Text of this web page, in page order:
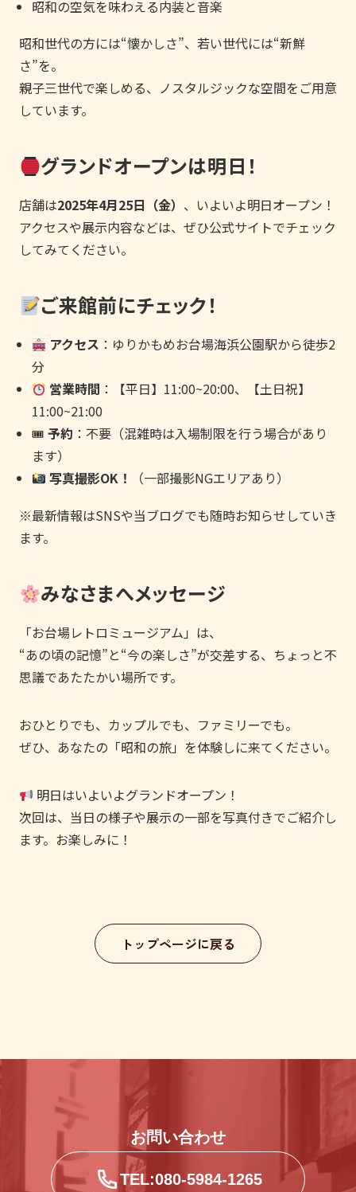
昭和の空気を味わえる内装と音楽
昭和世代の方には“懐かしさ”、若い世代には“新鮮
さ”を。
親子三世代で楽しめる、ノスタルジックな空間をご用意
しています。
グランドオープンは明日！
店舗は2025年4月25日（金） 、いよいよ明日オープン！
アクセスや展示内容などは、ぜひ公式サイトでチェック
してみてください。
ご来館前にチェック！
アクセス ：ゆりかもめお台場海浜公園駅から徒歩2
分
営業時間 ：【平日】11:00~20:00、【土日祝】
11:00~21:00
🎟 予約 ：不要（混雑時は入場制限を行う場合があり
ます）
写真撮影OK！
（一部撮影NGエリアあり）
※最新情報はSNSや当ブログでも随時お知らせしていき
ます。
みなさまへメッセージ
「お台場レトロミュージアム」は、
“あの頃の記憶”と“今の楽しさ”が交差する、ちょっと不
思議であたたかい場所です。
おひとりでも、カップルでも、ファミリーでも。
ぜひ、あなたの「昭和の旅」を体験しに来てください。
明日はいよいよグランドオープン！
次回は、当日の様子や展示の一部を写真付きでご紹介し
ます。お楽しみに！
トップページに戻る
お問い合わせ
TEL:080-5984-1265